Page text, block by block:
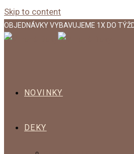
Skip to content
OBJEDNÁVKY VYBAVUJEME 1X DO
NOVINKY
DEKY